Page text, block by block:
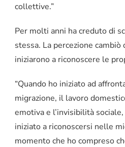
collettive.”
Per molti anni ha creduto di
stessa. La percezione
iniziarono a riconoscere le
“Quando ho iniziato ad
migrazione, il lavoro
emotiva e l’invisibilità
iniziato a riconoscersi nelle
momento che ho compreso